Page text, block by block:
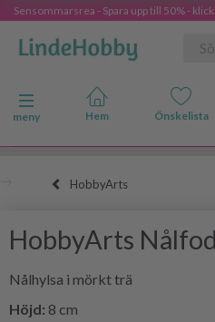
Sensommarsrea - Spara upp till 50% -
Ändra navigering
meny
HobbyArts
HobbyArts
Nålhylsa i mörkt trä
Höjd: 8 cm